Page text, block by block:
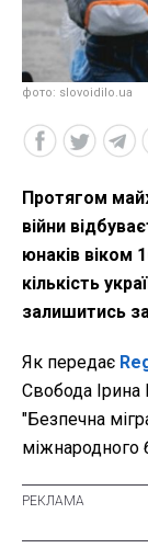
фото: slovoidilo.ua
Протягом
війни
юнаків віком
кількість
залишитись
Як передає
Свобода
"Безпечна
міжнародного